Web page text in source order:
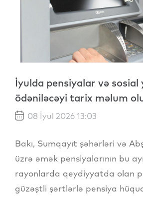
İyulda pensiyalar və sosial
ödəniləcəyi tarix məlum
08 İyul 2026 13:03
Bakı, Sumqayıt şəhərləri və
üzrə əmək pensiyalarının bu
rayonlarda qeydiyyatda olan
güzəştli şərtlərlə pensiya